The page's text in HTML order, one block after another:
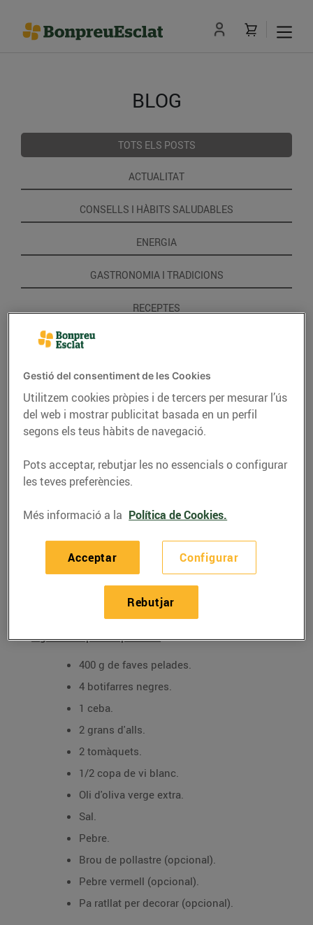
BLOG
TOTS ELS POSTS
ACTUALITAT
CONSELLS I HÀBITS SALUDABLES
ENERGIA
GASTRONOMIA I TRADICIONS
RECEPTES
RECEPTES
Faves a la catalana
amb botifarra negra
Ingredients per a 1 persona:
400 g de faves pelades.
4 botifarres negres.
1 ceba.
2 grans d'alls.
2 tomàquets.
1/2 copa de vi blanc.
Oli d'oliva verge extra.
Sal.
Pebre.
Brou de pollastre (opcional).
Pebre vermell (opcional).
Pa ratllat per decorar (opcional).
Gestió del consentiment de les Cookies
Utilitzem cookies pròpies i de tercers per mesurar l’ús
del web i mostrar publicitat basada en un perfil
segons els teus hàbits de navegació.
Pots acceptar, rebutjar les no essencials o configurar
les teves preferències.
Més informació a la Política de Cookies.
Configurar
Rebutjar
Acceptar